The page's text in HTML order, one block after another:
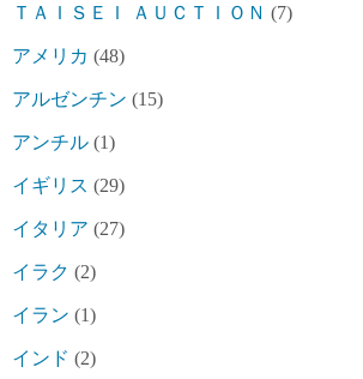
ＴＡＩＳＥＩ ＡＵＣＴＩＯＮ (7)
アメリカ (48)
アルゼンチン (15)
アンチル (1)
イギリス (29)
イタリア (27)
イラク (2)
イラン (1)
インド (2)